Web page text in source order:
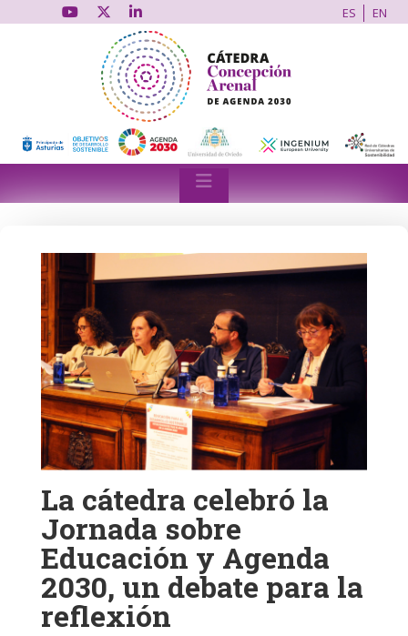
ES EN
La cátedra celebró la
Jornada sobre
Educación y Agenda
2030, un debate para la
reflexión